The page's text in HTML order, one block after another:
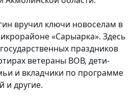
вручил ключи новоселам в
«Сарыарка». Здесь
праздников
ветераны ВОВ, дети-
и вкладчики по программе
и другие.